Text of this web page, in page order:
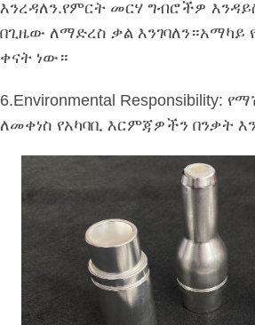
እንረዳለን.የምርት መርሃ ግብሮችዎ
በጊዜው ለማድረስ ቃል እንገባለን።አማካይ
ቀናት ነው።
6.Environmental Responsibility:
ለመቀነስ የአካባቢ እርምጃዎችን በንቃት